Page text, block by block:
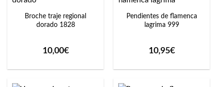
Broche traje regional
dorado 1828
10,00€
Pendientes de flamenca
lagrima 999
10,95€